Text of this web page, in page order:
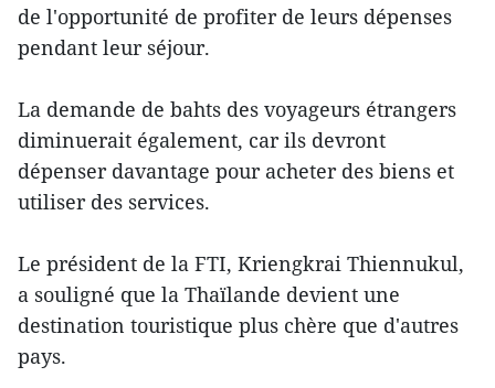
de l'opportunité de profiter de leurs dépenses
pendant leur séjour.
La demande de bahts des voyageurs étrangers
diminuerait également, car ils devront
dépenser davantage pour acheter des biens et
utiliser des services.
Le président de la FTI, Kriengkrai Thiennukul,
a souligné que la Thaïlande devient une
destination touristique plus chère que d'autres
pays.